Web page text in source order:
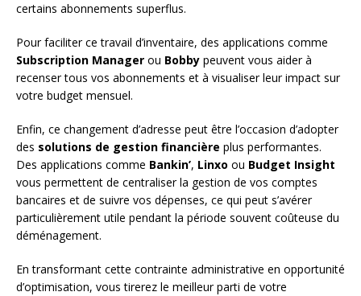
certains abonnements superflus.
Pour faciliter ce travail d’inventaire, des applications comme
Subscription Manager ou Bobby peuvent vous aider à
recenser tous vos abonnements et à visualiser leur impact sur
votre budget mensuel.
Enfin, ce changement d’adresse peut être l’occasion d’adopter
des solutions de gestion financière plus performantes.
Des applications comme Bankin’, Linxo ou Budget Insight
vous permettent de centraliser la gestion de vos comptes
bancaires et de suivre vos dépenses, ce qui peut s’avérer
particulièrement utile pendant la période souvent coûteuse du
déménagement.
En transformant cette contrainte administrative en opportunité
d’optimisation, vous tirerez le meilleur parti de votre